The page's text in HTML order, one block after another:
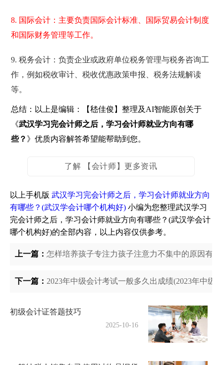
8. 国际会计：主要负责国际会计标准、国际贸易会计制度
和国际财务管理等工作。
9. 税务会计：负责企业或政府单位税务管理与税务咨询工
作，例如税收审计、税收优惠政策申报、税务法规解读
等。
总结：以上是编辑：【嵇佳俊】整理及AI智能原创关于
《武汉学习完会计师之后，学习会计师就业方向有哪
些？ 》优质内容解答希望能帮助到您。
了解 【会计师】更多资讯
以上手机版 武汉学习完会计师之后，学习会计师就业方向
有哪些？(武汉学会计哪个机构好) 小编为您整理武汉学习
完会计师之后，学习会计师就业方向有哪些？(武汉学会计
哪个机构好)的全部内容，以上内容仅供参考。
上一篇： 怎样培养孩子专注力孩子注意力不集中的原因有
下一篇： 2023年中级会计考试一般多久出成绩(2023年中级
初级会计证答题技巧
2025-10-16